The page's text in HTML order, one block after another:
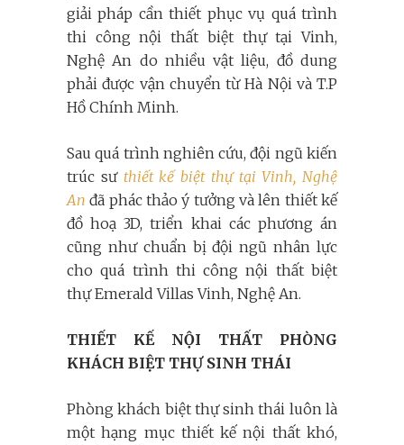
giải pháp cần thiết phục vụ quá trình
thi công nội thất biệt thự tại Vinh,
Nghệ An do nhiều vật liệu, đồ dung
phải được vận chuyển từ Hà Nội và T.P
Hồ Chính Minh.
Sau quá trình nghiên cứu, đội ngũ kiến
trúc sư thiết kế biệt thự tại Vinh, Nghệ
An đã phác thảo ý tưởng và lên thiết kế
đồ hoạ 3D, triển khai các phương án
cũng như chuẩn bị đội ngũ nhân lực
cho quá trình thi công nội thất biệt
thự Emerald Villas Vinh, Nghệ An.
THIẾT KẾ NỘI THẤT PHÒNG
KHÁCH BIỆT THỰ SINH THÁI
Phòng khách biệt thự sinh thái luôn là
một hạng mục thiết kế nội thất khó,